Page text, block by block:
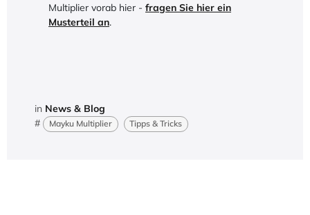
Multiplier vorab hier - fragen Sie hier ein
Musterteil an.
in News & Blog
#
Mayku Multiplier Tipps & Tricks